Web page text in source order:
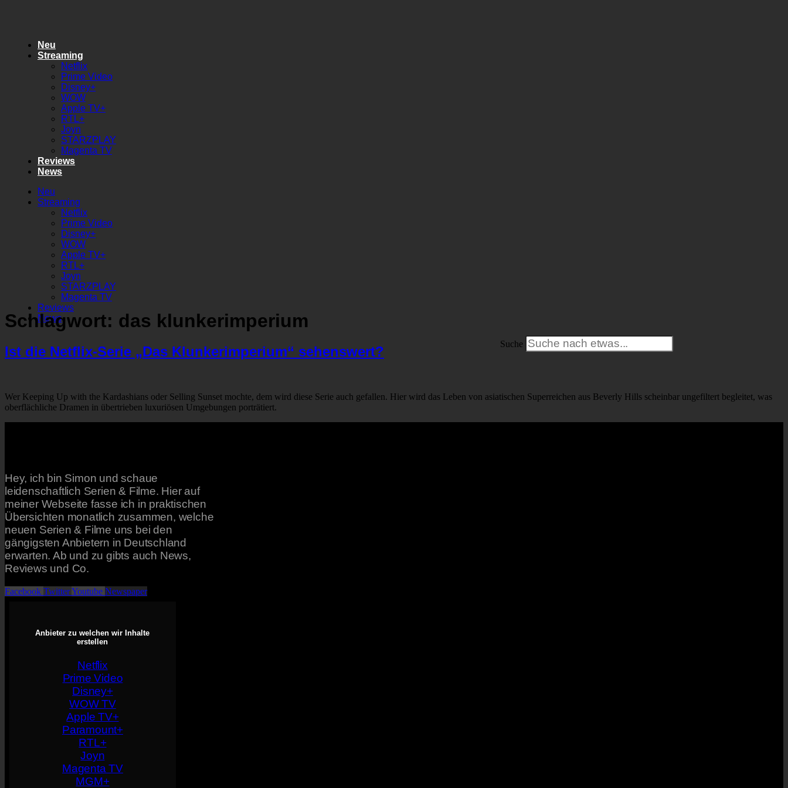
Neu
Streaming
Netflix
Prime Video
Disney+
WOW
Apple TV+
RTL+
Joyn
STARZPLAY
Magenta TV
Reviews
News
Neu
Streaming
Netflix
Prime Video
Disney+
WOW
Apple TV+
RTL+
Joyn
STARZPLAY
Magenta TV
Reviews
News
Suche
Schlagwort: das klunkerimperium
Ist die Netflix-Serie „Das Klunkerimperium“ sehenswert?
Wer Keeping Up with the Kardashians oder Selling Sunset mochte, dem wird diese Serie auch gefallen. Hier wird das Leben von asiatischen Superreichen aus Beverly Hills scheinbar ungefiltert begleitet, was
oberflächliche Dramen in übertrieben luxuriösen Umgebungen porträtiert.
Hey, ich bin Simon und schaue
leidenschaftlich Serien & Filme. Hier auf
meiner Webseite fasse ich in praktischen
Übersichten monatlich zusammen, welche
neuen Serien & Filme uns bei den
gängigsten Anbietern in Deutschland
erwarten. Ab und zu gibts auch News,
Reviews und Co.
Facebook TwitterYoutube Newspaper
Anbieter zu welchen wir Inhalte
erstellen
Netflix
Prime Video
Disney+
WOW TV
Apple TV+
Paramount+
RTL+
Joyn
Magenta TV
MGM+